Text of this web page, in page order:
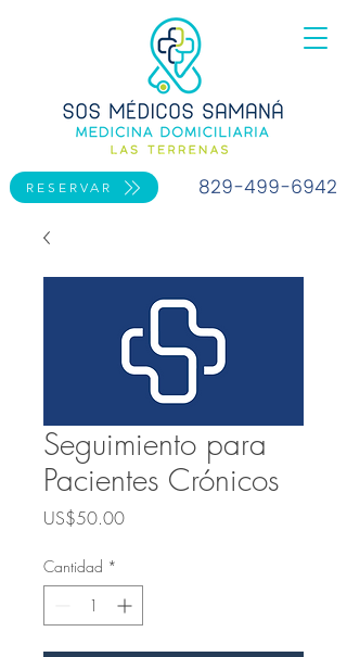
829-499-6942
RESERVAR
Seguimiento para
Pacientes Crónicos
US$50.00Precio
Cantidad *